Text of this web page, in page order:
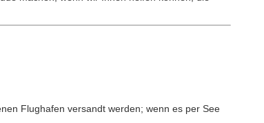
Flughafen versandt werden; wenn es per See